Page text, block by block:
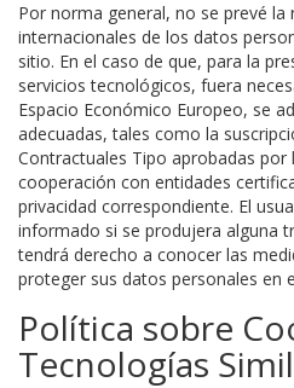
Por norma general, no se prevé la
internacionales de los datos
sitio. En el caso de que, para la
servicios tecnológicos, fuera
Espacio Económico Europeo, se
adecuadas, tales como la
Contractuales Tipo aprobadas por
cooperación con entidades
privacidad correspondiente. El
informado si se produjera alguna
tendrá derecho a conocer las
proteger sus datos personales en
Política sobre
Tecnologías